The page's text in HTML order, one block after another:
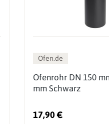
Ofen.de
Ofenrohr DN 150
mm Schwarz
17,90 €